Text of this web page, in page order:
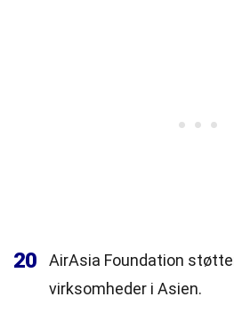
20
AirAsia Foundation
virksomheder i Asien.